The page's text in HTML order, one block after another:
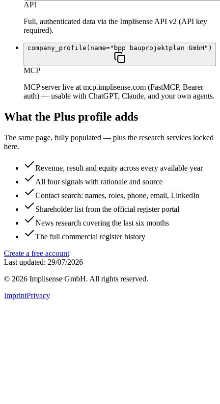
API
Full, authenticated data via the Implisense API v2 (API key
required).
company_profile(name="bpp bauprojektplan GmbH")
MCP
MCP server live at mcp.implisense.com (FastMCP, Bearer
auth) — usable with ChatGPT, Claude, and your own agents.
What the Plus profile adds
The same page, fully populated — plus the research services locked
here.
Revenue, result and equity across every available year
All four signals with rationale and source
Contact search: names, roles, phone, email, LinkedIn
Shareholder list from the official register portal
News research covering the last six months
The full commercial register history
Create a free account
Last updated: 29/07/2026
© 2026 Implisense GmbH. All rights reserved.
ImprintPrivacy